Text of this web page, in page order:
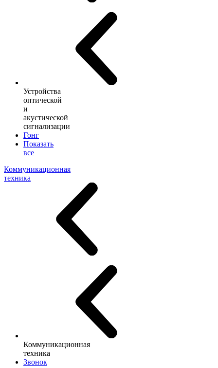
Устройства
оптической
и
акустической
сигнализации
Гонг
Показать
все
Коммуникационная
техника
Коммуникационная
техника
Звонок